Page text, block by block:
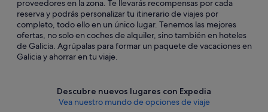
proveedores en la zona. Te llevarás recompensas por cada
reserva y podrás personalizar tu itinerario de viajes por
completo, todo ello en un único lugar. Tenemos las mejores
ofertas, no solo en coches de alquiler, sino también en hoteles
de Galicia. Agrúpalas para formar un paquete de vacaciones en
Galicia y ahorrar en tu viaje.
Descubre nuevos lugares con Expedia
Vea nuestro mundo de opciones de viaje